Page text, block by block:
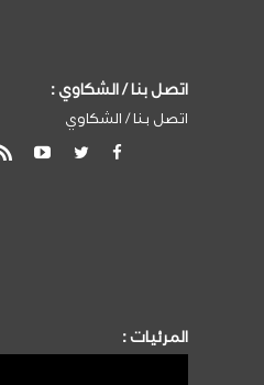
اتصل بنا / الشكاوي :
اتصل بنا / الشكاوي
المرئيات :